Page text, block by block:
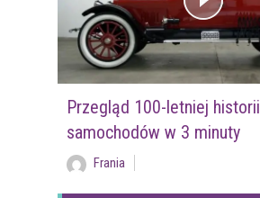
Przegląd 100-letniej historii
samochodów w 3 minuty
Frania